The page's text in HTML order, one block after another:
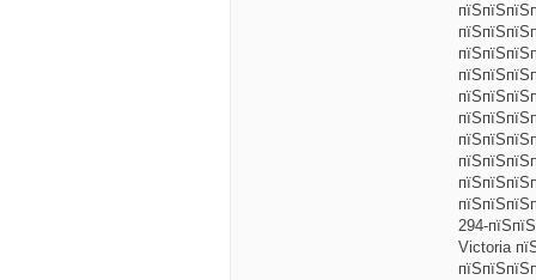
294-
Victoria